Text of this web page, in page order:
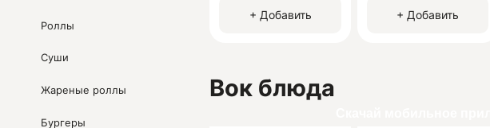
Роллы
Суши
Жареные роллы
Бургеры
+ Добавить + Добавить
Вок блюда